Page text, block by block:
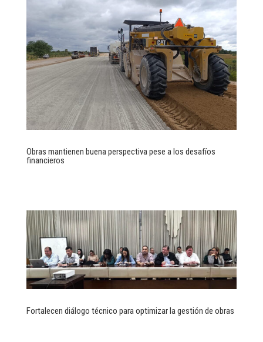
Obras mantienen buena perspectiva pese a los desafíos
financieros
Fortalecen diálogo técnico para optimizar la gestión de obras